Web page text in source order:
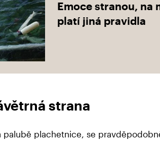
Emoce stranou, na
platí jiná pravidla
strana
palubě plachetnice, se